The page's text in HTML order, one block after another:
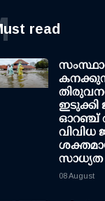
read
ഇടുക്കി
ഓറഞ്ച്
വിവിധ
സാധ്യത
08 August